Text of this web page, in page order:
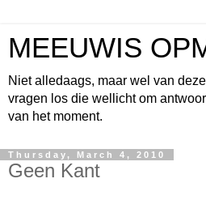
MEEUWIS
Niet alledaags, maar wel van
vragen los die wellicht om
van het moment.
Thursday, March 4, 2010
Geen Kant